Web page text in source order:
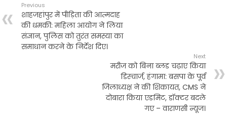
o
o
k
e
r
A
p
p
Previous
शाहजहांपुर में पीड़िता की आत्मदाह
की धमकी: महिला आयोग ने लिया
संज्ञान, पुलिस को तुरंत समस्या का
समाधान करने के निर्देश दिए।
Next
मरीज को बिना ब्लड चढ़ाए किया
डिस्चार्ज, हंगामा: बसपा के पूर्व
जिलाध्यक्ष ने की शिकायत, CMS ने
दोबारा किया एडमिट, डॉक्टर बदले
गए – वाराणसी न्यूज।